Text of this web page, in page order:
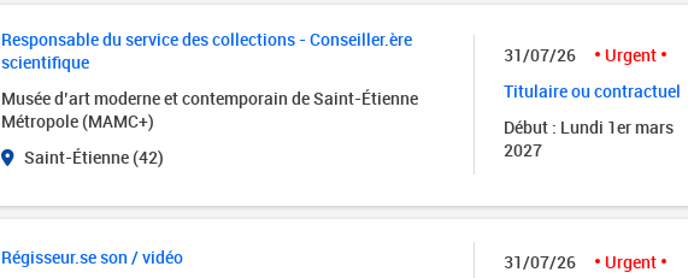
Responsable du service des collections - Conseiller.ère
scientifique
Musée d’art moderne et contemporain de Saint-Étienne
Métropole (MAMC+)
Saint-Étienne (42)
31/07/26
Urgent
Titulaire ou contractuel
Début : Lundi 1er mars
2027
Régisseur.se son / vidéo
31/07/26
Urgent